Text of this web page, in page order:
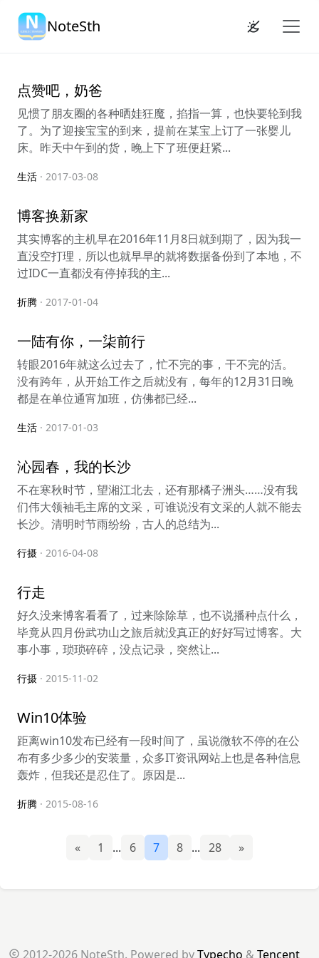
NoteSth
点赞吧，奶爸
见惯了朋友圈的各种晒娃狂魔，掐指一算，也快要轮到我
了。为了迎接宝宝的到来，提前在某宝上订了一张婴儿
床。昨天中午到的货，晚上下了班便赶紧...
生活 · 2017-03-08
博客换新家
其实博客的主机早在2016年11月8日就到期了，因为我一
直没空打理，所以也就早早的就将数据备份到了本地，不
过IDC一直都没有停掉我的主...
折腾 · 2017-01-04
一陆有你，一柒前行
转眼2016年就这么过去了，忙不完的事，干不完的活。
没有跨年，从开始工作之后就没有，每年的12月31日晚
都是在单位通宵加班，仿佛都已经...
生活 · 2017-01-03
沁园春，我的长沙
不在寒秋时节，望湘江北去，还有那橘子洲头……没有我
们伟大领袖毛主席的文采，可谁说没有文采的人就不能去
长沙。清明时节雨纷纷，古人的总结为...
行摄 · 2016-04-08
行走
好久没来博客看看了，过来除除草，也不说播种点什么，
毕竟从四月份武功山之旅后就没真正的好好写过博客。大
事小事，琐琐碎碎，没点记录，突然让...
行摄 · 2015-11-02
Win10体验
距离win10发布已经有一段时间了，虽说微软不停的在公
布有多少多少的安装量，众多IT资讯网站上也是各种信息
轰炸，但我还是忍住了。原因是...
折腾 · 2015-08-16
« 1 ... 6 7 8 ... 28 »
2012-2026 NoteSth. Powered byTypecho & Tencent